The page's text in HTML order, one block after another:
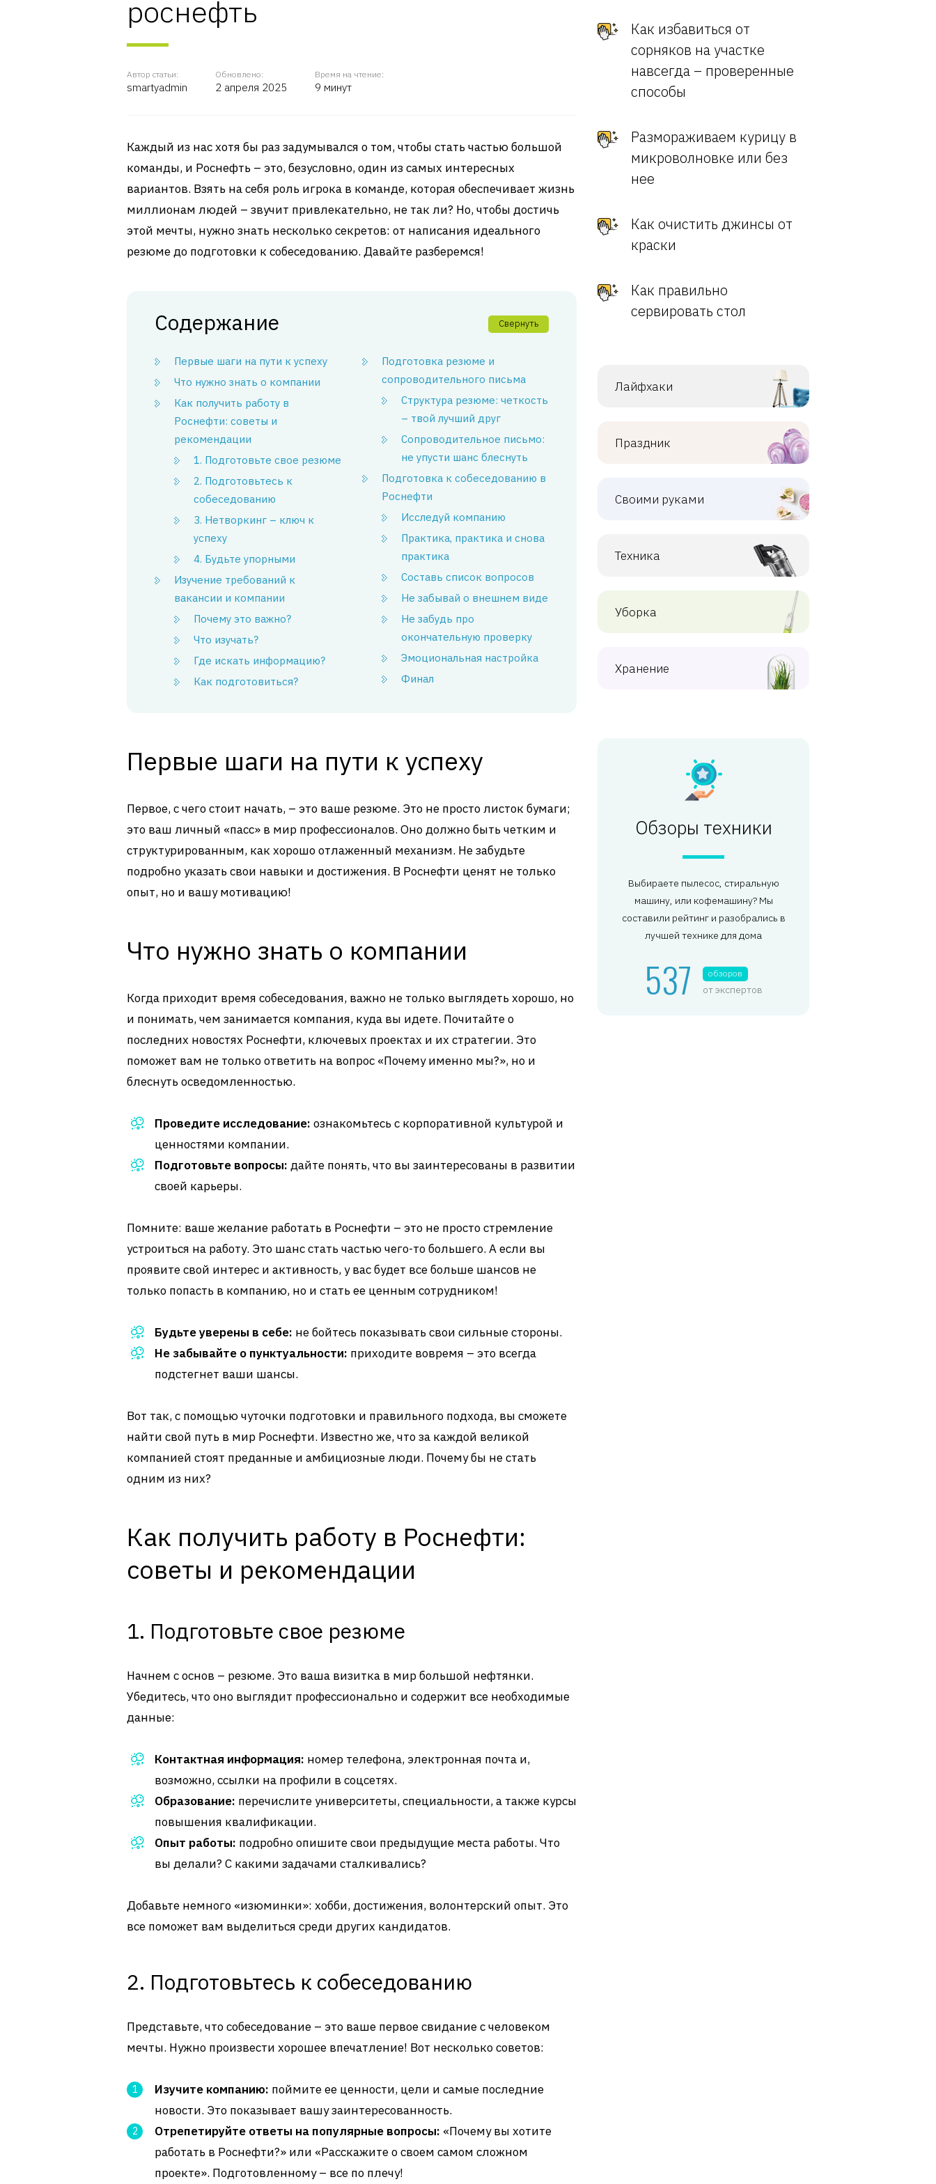
роснефть
Автор статьи:
smartyadmin
Обновлено:
2 апреля 2025
Время на чтение:
9 минут
Каждый из нас хотя бы раз задумывался о том, чтобы стать частью большой
команды, и Роснефть – это, безусловно, один из самых интересных
вариантов. Взять на себя роль игрока в команде, которая обеспечивает жизнь
миллионам людей – звучит привлекательно, не так ли? Но, чтобы достичь
этой мечты, нужно знать несколько секретов: от написания идеального
резюме до подготовки к собеседованию. Давайте разберемся!
Содержание Свернуть
Первые шаги на пути к успеху
Что нужно знать о компании
Как получить работу в
Роснефти: советы и
рекомендации
1. Подготовьте свое резюме
2. Подготовьтесь к
собеседованию
3. Нетворкинг – ключ к
успеху
4. Будьте упорными
Изучение требований к
вакансии и компании
Почему это важно?
Что изучать?
Где искать информацию?
Как подготовиться?
Подготовка резюме и
сопроводительного письма
Структура резюме: четкость
– твой лучший друг
Сопроводительное письмо:
не упусти шанс блеснуть
Подготовка к собеседованию в
Роснефти
Исследуй компанию
Практика, практика и снова
практика
Составь список вопросов
Не забывай о внешнем виде
Не забудь про
окончательную проверку
Эмоциональная настройка
Финал
Первые шаги на пути к успеху
Первое, с чего стоит начать, – это ваше резюме. Это не просто листок бумаги;
это ваш личный «пасс» в мир профессионалов. Оно должно быть четким и
структурированным, как хорошо отлаженный механизм. Не забудьте
подробно указать свои навыки и достижения. В Роснефти ценят не только
опыт, но и вашу мотивацию!
Что нужно знать о компании
Когда приходит время собеседования, важно не только выглядеть хорошо, но
и понимать, чем занимается компания, куда вы идете. Почитайте о
последних новостях Роснефти, ключевых проектах и их стратегии. Это
поможет вам не только ответить на вопрос «Почему именно мы?», но и
блеснуть осведомленностью.
Проведите исследование: ознакомьтесь с корпоративной культурой и
ценностями компании.
Подготовьте вопросы: дайте понять, что вы заинтересованы в развитии
своей карьеры.
Помните: ваше желание работать в Роснефти – это не просто стремление
устроиться на работу. Это шанс стать частью чего-то большего. А если вы
проявите свой интерес и активность, у вас будет все больше шансов не
только попасть в компанию, но и стать ее ценным сотрудником!
Будьте уверены в себе: не бойтесь показывать свои сильные стороны.
Не забывайте о пунктуальности: приходите вовремя – это всегда
подстегнет ваши шансы.
Вот так, с помощью чуточки подготовки и правильного подхода, вы сможете
найти свой путь в мир Роснефти. Известно же, что за каждой великой
компанией стоят преданные и амбициозные люди. Почему бы не стать
одним из них?
Как получить работу в Роснефти:
советы и рекомендации
1. Подготовьте свое резюме
Начнем с основ – резюме. Это ваша визитка в мир большой нефтянки.
Убедитесь, что оно выглядит профессионально и содержит все необходимые
данные:
Контактная информация: номер телефона, электронная почта и,
возможно, ссылки на профили в соцсетях.
Образование: перечислите университеты, специальности, а также курсы
повышения квалификации.
Опыт работы: подробно опишите свои предыдущие места работы. Что
вы делали? С какими задачами сталкивались?
Добавьте немного «изюминки»: хобби, достижения, волонтерский опыт. Это
все поможет вам выделиться среди других кандидатов.
2. Подготовьтесь к собеседованию
Представьте, что собеседование – это ваше первое свидание с человеком
мечты. Нужно произвести хорошее впечатление! Вот несколько советов:
Изучите компанию: поймите ее ценности, цели и самые последние
новости. Это показывает вашу заинтересованность.
Отрепетируйте ответы на популярные вопросы: «Почему вы хотите
работать в Роснефти?» или «Расскажите о своем самом сложном
проекте». Подготовленному – все по плечу!
Как избавиться от
сорняков на участке
навсегда – проверенные
способы
Размораживаем курицу в
микроволновке или без
нее
Как очистить джинсы от
краски
Как правильно
сервировать стол
Лайфхаки
Праздник
Своими руками
Техника
Уборка
Хранение
Обзоры техники
Выбираете пылесос, стиральную
машину, или кофемашину? Мы
составили рейтинг и разобрались в
лучшей технике для дома
537 обзоров
от экспертов